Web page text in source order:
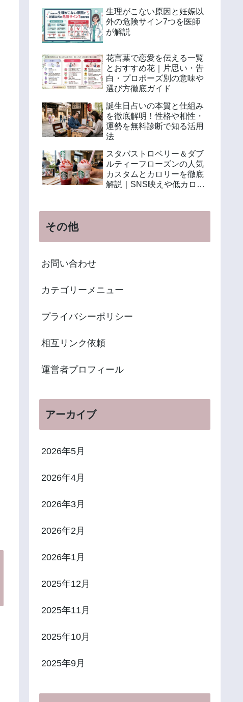
生理がこない原因と妊娠以
外の危険サイン7つを医師
が解説
花言葉で恋愛を伝える一覧
とおすすめ花｜片思い・告
白・プロポーズ別の意味や
選び方徹底ガイド
誕生日占いの本質と仕組み
を徹底解明！性格や相性・
運勢を無料診断で知る活用
法
スタバストロベリー＆ダブ
ルティーフローズンの人気
カスタムとカロリーを徹底
解説｜SNS映えや低カロリ
その他
お問い合わせ
カテゴリーメニュー
プライバシーポリシー
相互リンク依頼
運営者プロフィール
アーカイブ
2026年5月
2026年4月
2026年3月
2026年2月
2026年1月
2025年12月
2025年11月
2025年10月
2025年9月